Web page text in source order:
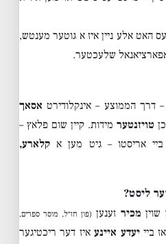
עס האט אלע ניין איז א גוטער מענטש,
שלעכטער.
דרך הממוצע – אינקלודירט אסאך
טויזנטער מידות. קיין שום פלאץ –
אריסטו – גיט מען א קלארע,
מכיר זענען (פון חז״ל, מוסר ספרים,
ביייעדע איינעאיז דער ריכטיגער